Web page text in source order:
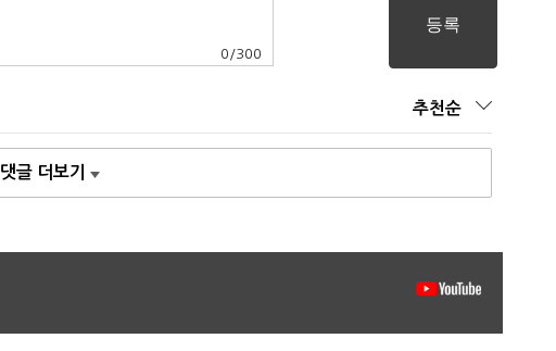
0 /300
추천순
댓글 더보기